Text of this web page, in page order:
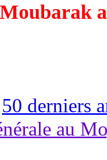
Moubarak
50 derniers
au